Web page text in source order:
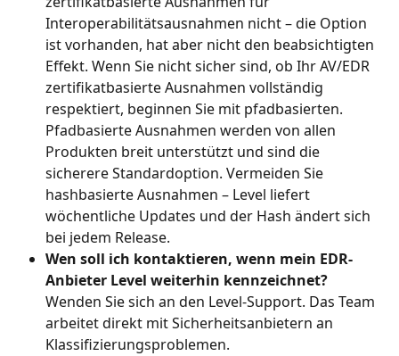
Interoperabilitätsausnahmen nicht – die Option
ist vorhanden, hat aber nicht den beabsichtigten
Effekt. Wenn Sie nicht sicher sind, ob Ihr AV/EDR
zertifikatbasierte Ausnahmen vollständig
respektiert, beginnen Sie mit pfadbasierten.
Pfadbasierte Ausnahmen werden von allen
Produkten breit unterstützt und sind die
sicherere Standardoption. Vermeiden Sie
hashbasierte Ausnahmen – Level liefert
wöchentliche Updates und der Hash ändert sich
bei jedem Release.
Wen soll ich kontaktieren, wenn mein EDR-
Anbieter Level weiterhin kennzeichnet?
Wenden Sie sich an den Level-Support. Das Team
arbeitet direkt mit Sicherheitsanbietern an
Klassifizierungsproblemen.